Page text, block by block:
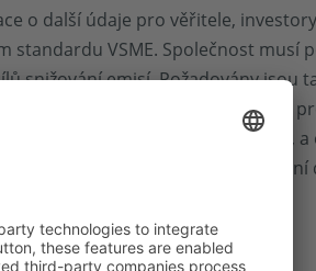
o další údaje pro věřitele,
standardu VSME. Společnost musí
snižování emisí. Požadovány jsou
jako jsou Obecné zásady OSN
OECD pro nadnárodní podniky, a
poskytnout informace o čerpání